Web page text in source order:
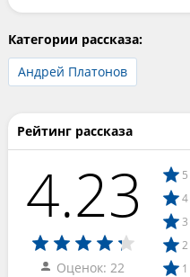
Категории рассказа:
Андрей Платонов
Рейтинг рассказа
4.23
Оценок: 22
5
4
3
2
1